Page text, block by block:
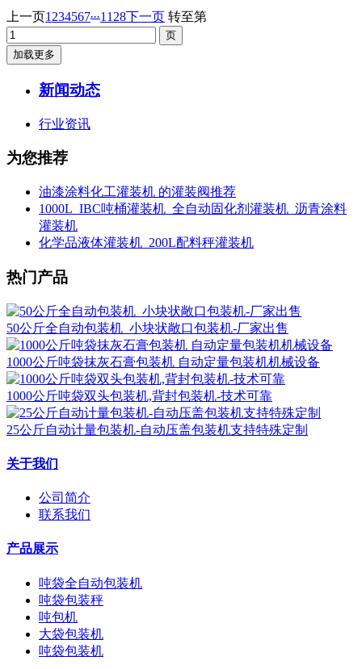
上一页1 234567...1128下一页 转至第
加载更多
新闻动态
行业资讯
为您推荐
油漆涂料化工灌装机 的灌装阀推荐
1000L_IBC吨桶灌装机_全自动固化剂灌装机_沥青涂料
灌装机
化学品液体灌装机_200L配料秤灌装机
热门产品
50公斤全自动包装机_小块状敞口包装机-厂家出售
1000公斤吨袋抹灰石膏包装机 自动定量包装机机械设备
1000公斤吨袋双头包装机,背封包装机-技术可靠
25公斤自动计量包装机-自动压盖包装机支持特殊定制
关于我们
公司简介
联系我们
产品展示
吨袋全自动包装机
吨袋包装秤
吨包机
大袋包装机
吨袋包装机